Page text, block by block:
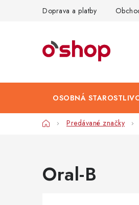
Doprava a platby
OSOBNÁ
DomovPredávané značky
Oral-B